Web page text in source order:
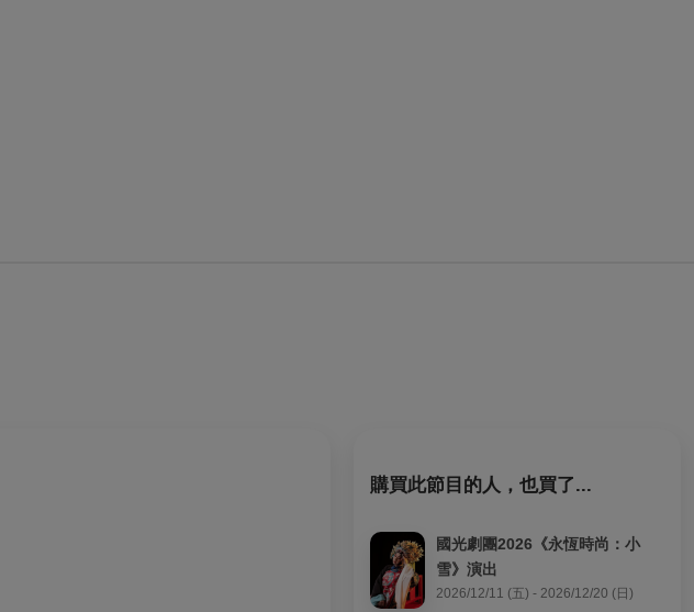
購買此節目的人，也買了...
國光劇團2026《永恆時尚：小
雪》演出
2026/12/11 (五) - 2026/12/20 (日)